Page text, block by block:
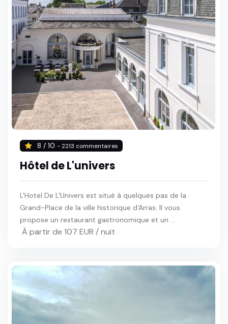
8 / 10 - 2213 commentaires
Hôtel de L'univers
L'Hotel De L'Univers est situé à quelques pas de la
Grand-Place de la ville historique d'Arras. Il vous
propose un restaurant gastronomique et un ...
À partir de 107 EUR / nuit